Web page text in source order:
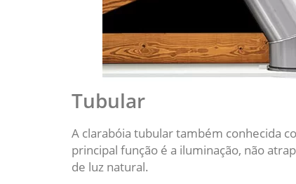
Tubular
A clarabóia tubular também conhecida
principal função é a iluminação, não
de luz natural.